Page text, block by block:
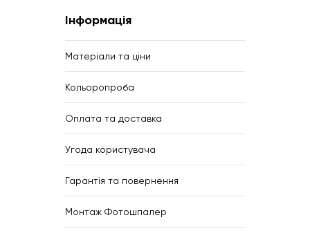
Інформація
Матеріали та ціни
Кольоропроба
Оплата та доставка
Угода користувача
Гарантія та повернення
Монтаж Фотошпалер